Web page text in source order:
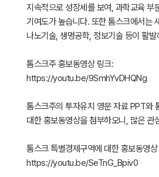
지속적으로 성장세를 보여, 과학교육 부
기여도가 높습니다. 또한 톰스크에서는
나노기술, 생명공학, 정보기술 등이 활
톰스크주 홍보동영상 링크:
https://youtu.be/9SmhYvDHQNg
톰스크주의 투자유치 영문 자료 PPT와
대한 홍보동영상을 첨부하오니, 많은 관
톰스크 특별경제구역에 대한 홍보동영
https://youtu.be/SeTnG_Bpiv0